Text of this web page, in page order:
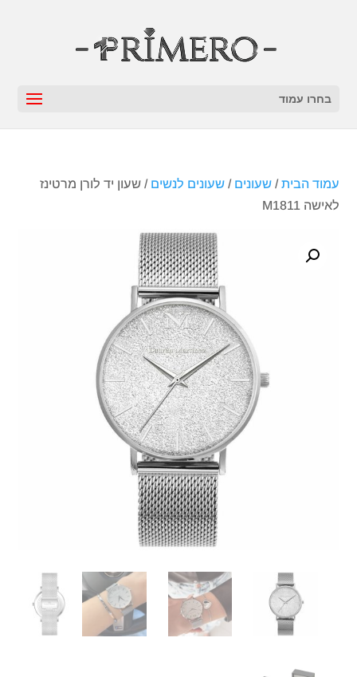
בחרו עמוד
עמוד הבית/שעונים /שעונים לנשים / שעון יד לורן מרטינז
לאישה M1811